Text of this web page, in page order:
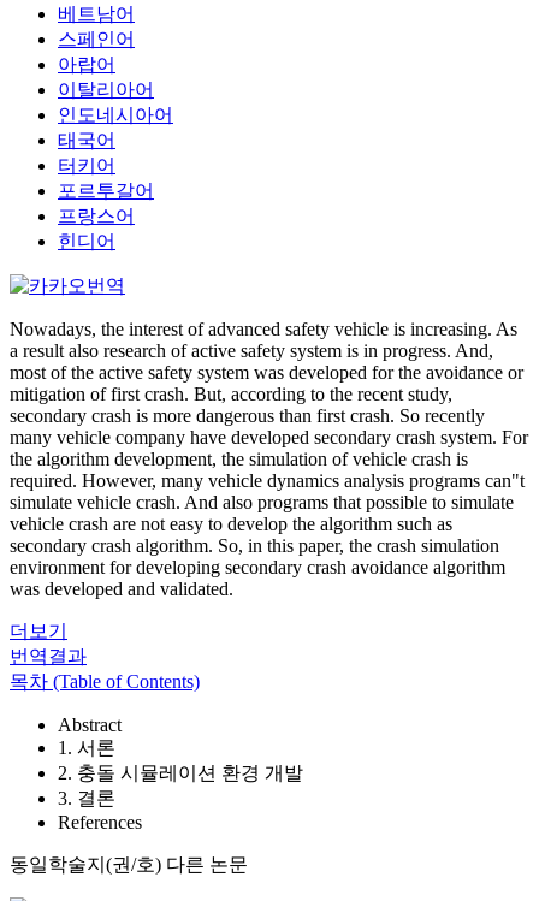
베트남어
스페인어
아랍어
이탈리아어
인도네시아어
태국어
터키어
포르투갈어
프랑스어
힌디어
Nowadays, the interest of advanced safety vehicle is increasing. As
a result also research of active safety system is in progress. And,
most of the active safety system was developed for the avoidance or
mitigation of first crash. But, according to the recent study,
secondary crash is more dangerous than first crash. So recently
many vehicle company have developed secondary crash system. For
the algorithm development, the simulation of vehicle crash is
required. However, many vehicle dynamics analysis programs can"t
simulate vehicle crash. And also programs that possible to simulate
vehicle crash are not easy to develop the algorithm such as
secondary crash algorithm. So, in this paper, the crash simulation
environment for developing secondary crash avoidance algorithm
was developed and validated.
더보기
번역결과
목차 (Table of Contents)
Abstract
1. 서론
2. 충돌 시뮬레이션 환경 개발
3. 결론
References
동일학술지(권/호) 다른 논문